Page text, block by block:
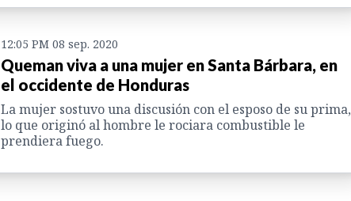
12:05 PM 08 sep. 2020
Queman viva a una mujer en Santa Bárbara, en
el occidente de Honduras
La mujer sostuvo una discusión con el esposo de su prima,
lo que originó al hombre le rociara combustible le
prendiera fuego.